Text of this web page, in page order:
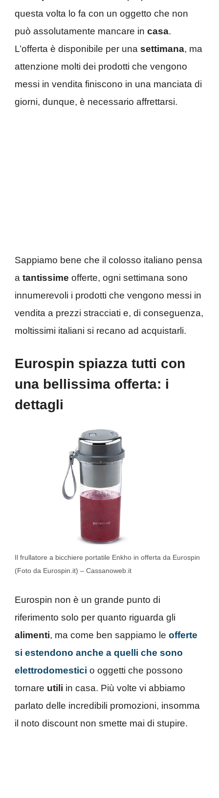
questa volta lo fa con un oggetto che non
può assolutamente mancare in casa.
L’offerta è disponibile per una settimana, ma
attenzione molti dei prodotti che vengono
messi in vendita finiscono in una manciata di
giorni, dunque, è necessario affrettarsi.
Sappiamo bene che il colosso italiano pensa
a tantissime offerte, ogni settimana sono
innumerevoli i prodotti che vengono messi in
vendita a prezzi stracciati e, di conseguenza,
moltissimi italiani si recano ad acquistarli.
Eurospin spiazza tutti con
una bellissima offerta: i
dettagli
Il frullatore a bicchiere portatile Enkho in offerta da Eurospin
(Foto da Eurospin.it) – Cassanoweb.it
Eurospin non è un grande punto di
riferimento solo per quanto riguarda gli
alimenti, ma come ben sappiamo le offerte
si estendono anche a quelli che sono
elettrodomestici o oggetti che possono
tornare utili in casa. Più volte vi abbiamo
parlato delle incredibili promozioni, insomma
il noto discount non smette mai di stupire.